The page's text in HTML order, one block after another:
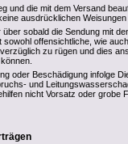
und die mit dem Versand
ausdrücklichen Weisungen
sobald die Sendung mit
offensichtliche, wie
zu rügen und dies
oder Beschädigung infolge
und
nicht Vorsatz oder grobe